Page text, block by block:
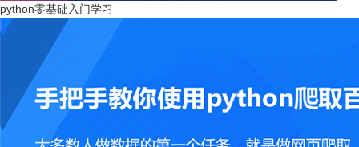
python零基础入门学习